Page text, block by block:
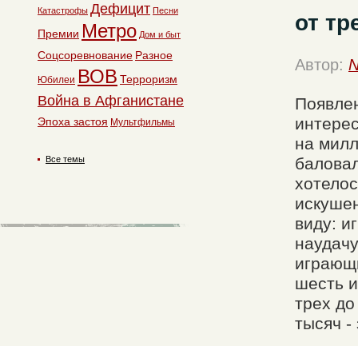
от
Автор:
на
виду:
шесть
трех
тысяч -
Катастрофы Дефицит Песни
Премии Метро Дом и быт
Соцсоревнование Разное
Юбилеи ВОВ Терроризм
Война в Афганистане
Эпоха застоя Мультфильмы
Все темы